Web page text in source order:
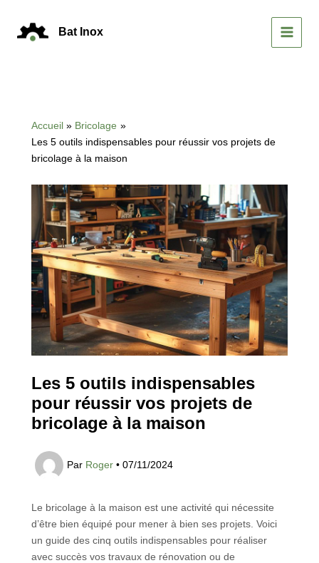
contenu
Bat Inox
MAIN
Accueil
Bricolage
Les 5 outils indispensables pour réussir vos projets de
bricolage à la maison
Les 5 outils indispensables
pour réussir vos projets de
bricolage à la maison
Par Roger • 07/11/2024
Le bricolage à la maison est une activité qui nécessite
d’être bien équipé pour mener à bien ses projets. Voici
un guide des cinq outils indispensables pour réaliser
avec succès vos travaux de rénovation ou de